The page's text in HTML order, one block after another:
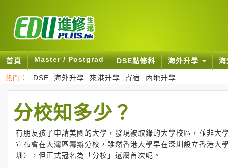
首頁 Master / Postgrad DSE點修科 海外升學
熱門： DSE 海外升學 來港升學 寄宿 內地升學
分校知多少？
有朋友孩子申請美國的大學，發現被取錄的大學校區，並非
宣布會在大灣區籌辦分校，雖然香港大學早在深圳設立香港
圳），但正式冠名為「分校」還屬首次呢。